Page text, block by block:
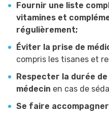
Fournir une liste
vitamines et
régulièrement;
Éviter la prise de
compris les tisanes et
Respecter la durée
médecin en cas de
Se faire accompagner